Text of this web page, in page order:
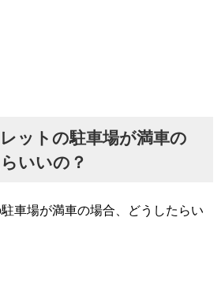
ットの駐車場が満車の
いいの？
車場が満車の場合、どうしたらい